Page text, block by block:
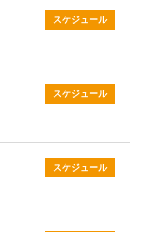
スケジュール
スケジュール
スケジュール